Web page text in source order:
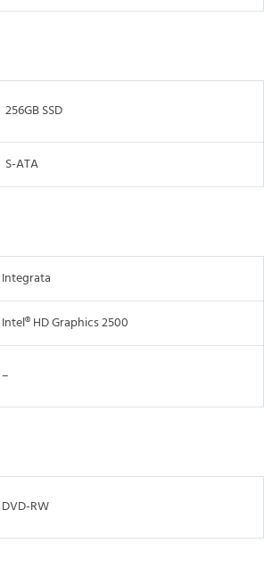
256GB SSD
S-ATA
Integrata
Intel® HD Graphics 2500
–
DVD-RW